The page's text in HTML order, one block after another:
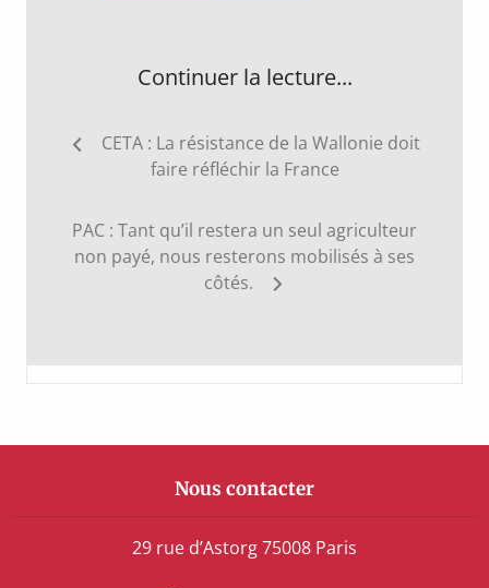
Continuer la lecture...
Navigation
CETA : La résistance de la Wallonie doit
faire réfléchir la France
PAC : Tant qu’il restera un seul agriculteur
non payé, nous resterons mobilisés à ses
côtés.
Nous contacter
29 rue d’Astorg 75008 Paris